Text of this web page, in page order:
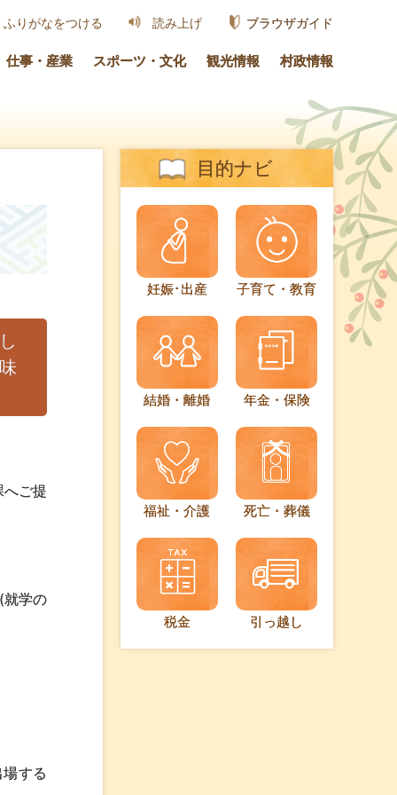
ふりがなをつける 読み上げ ブラウザガイド
仕事・産業 スポーツ・文化 観光情報 村政情報
ご提
就学の
する
目的ナビ
妊娠･出産 子育て・教育
結婚・離婚 年金・保険
福祉・介護 死亡・葬儀
税金 引っ越し